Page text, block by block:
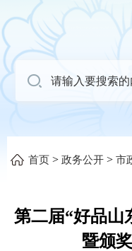
首页 > 政务公开 > 市
第二届“好品山
暨颁